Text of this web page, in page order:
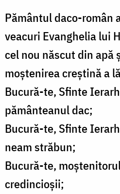
Pământul daco-român
veacuri Evanghelia lui
cel nou născut din apă
moştenirea creştină a
Bucură-te, Sfinte
pământeanul dac;
Bucură-te, Sfinte
neam străbun;
Bucură-te,
credincioşii;